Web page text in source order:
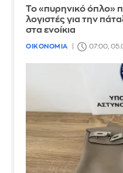
Το «πυρηνικό όπλο»
λογιστές για την
στα ενοίκια
ΟΙΚΟΝΟΜΙΑ 07:00,